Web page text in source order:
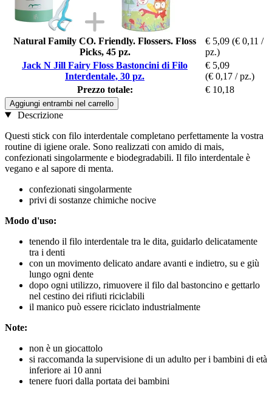
Natural Family CO. Friendly. Flossers. Floss
Picks, 45 pz.
€ 5,09 (€ 0,11 /
pz.)
Jack N Jill Fairy Floss Bastoncini di Filo
Interdentale, 30 pz.
€ 5,09
(€ 0,17 / pz.)
Prezzo totale:
€ 10,18
Aggiungi entrambi nel carrello
Descrizione
Questi stick con filo interdentale completano perfettamente la vostra
routine di igiene orale. Sono realizzati con amido di mais,
confezionati singolarmente e biodegradabili. Il filo interdentale è
vegano e al sapore di menta.
confezionati singolarmente
privi di sostanze chimiche nocive
Modo d'uso:
tenendo il filo interdentale tra le dita, guidarlo delicatamente
tra i denti
con un movimento delicato andare avanti e indietro, su e giù
lungo ogni dente
dopo ogni utilizzo, rimuovere il filo dal bastoncino e gettarlo
nel cestino dei rifiuti riciclabili
il manico può essere riciclato industrialmente
Note:
non è un giocattolo
si raccomanda la supervisione di un adulto per i bambini di età
inferiore ai 10 anni
tenere fuori dalla portata dei bambini